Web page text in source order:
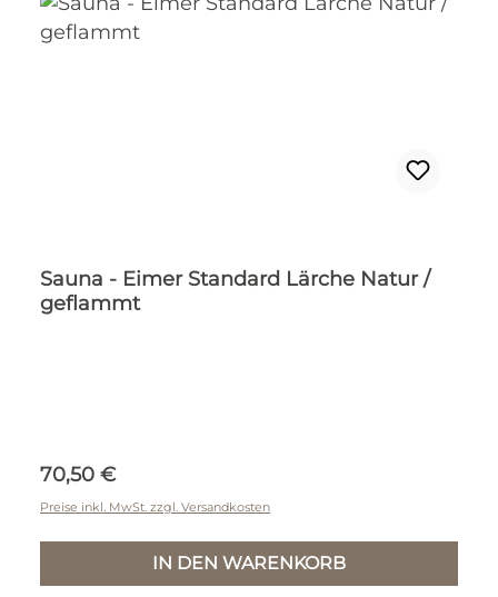
Sauna - Eimer Standard Lärche Natur /
geflammt
Regulärer Preis:
70,50 €
Preise inkl. MwSt. zzgl. Versandkosten
IN DEN WARENKORB